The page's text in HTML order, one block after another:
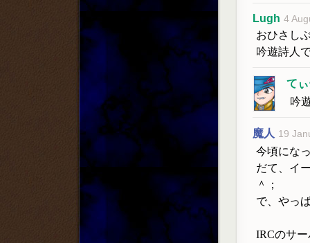
Lugh 4
おひさし
吟遊詩人
て
吟
魔人 19
今頃にな
だて、イ
＾；
で、やっ
IRCのサ